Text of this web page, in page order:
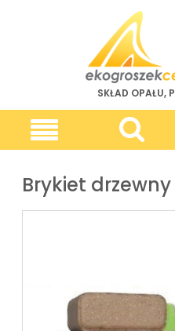
SKŁAD OPAŁU,
Brykiet